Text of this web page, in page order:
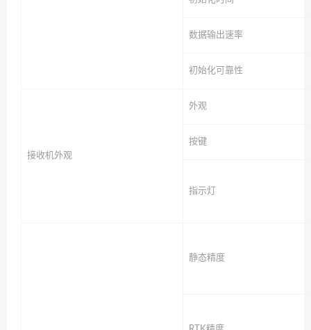
数据输出速率
初始化可靠性
接收机外观
外观
按键
指示灯
静态精度